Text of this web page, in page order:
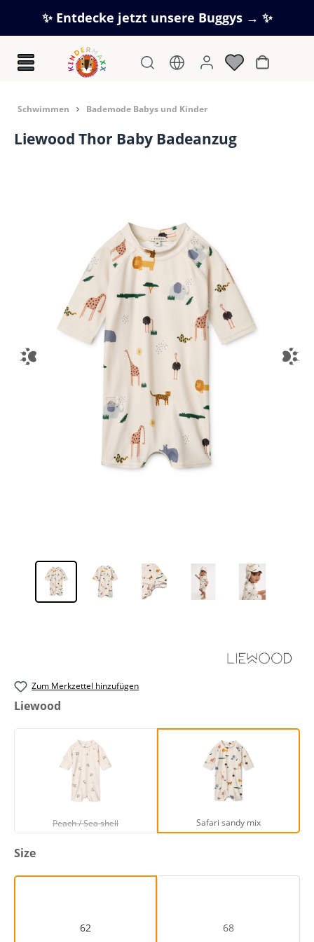
Zum Hauptinhalt springen
✨ Entdecke jetzt unsere Buggys → ✨
Schwimmen Bademode Babys und Kinder
Liewood Thor Baby Badeanzug
Zum Merkzettel hinzufügen
auswählen
Liewood
Peach / Sea shell
Peach / Sea shell
(Diese Option ist zurzeit nicht verfügbar.)
Safari sandy mix
Safari sandy mix
auswählen
Size
62 68